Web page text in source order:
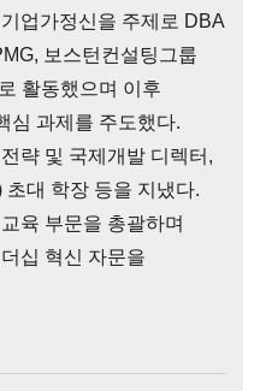
업가정신을 주제로 DBA
보스턴컨설팅그룹
활동했으며 이후
심 과제를 주도했다.
략 및 국제개발 디렉터,
대 학장 등을 지냈다.
육 부문을 총괄하며
십 혁신 자문을